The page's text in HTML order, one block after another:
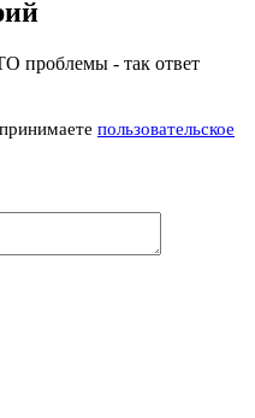
- так ответ
пользовательское